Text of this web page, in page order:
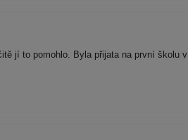
jí to pomohlo. Byla přijata na první školu